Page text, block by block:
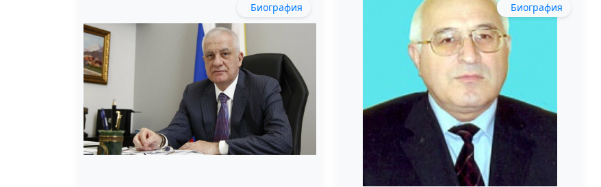
Биография Биография